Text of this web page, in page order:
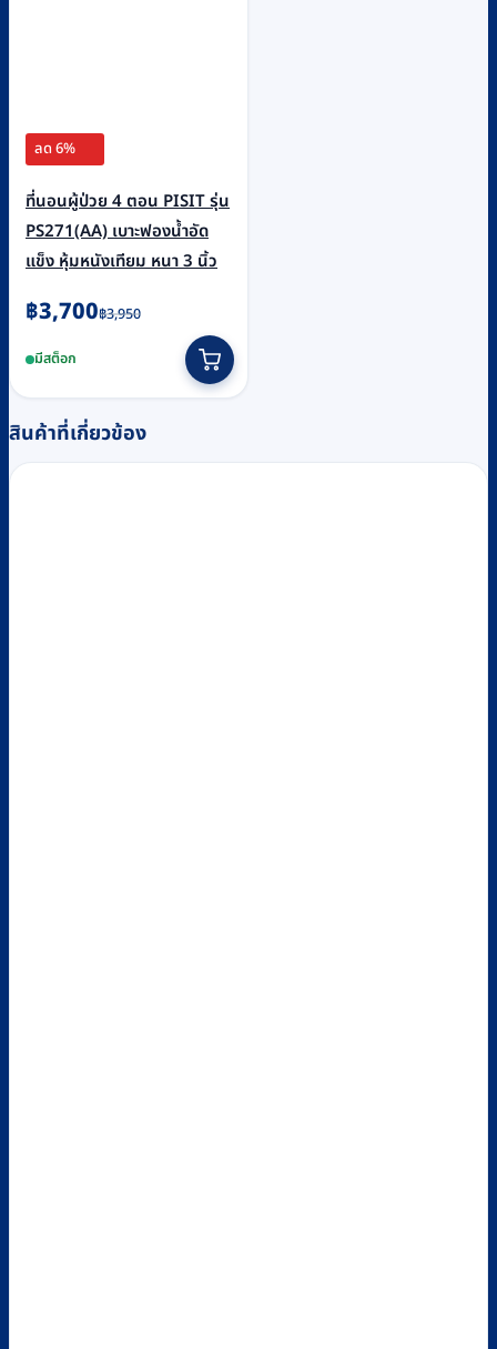
ลด 6%
ที่นอนผู้ป่วย 4 ตอน PISIT รุ่น
PS271(AA) เบาะฟองน้ำอัด
แข็ง หุ้มหนังเทียม หนา 3 นิ้ว
฿3,950
Original
was:
฿3,950.
฿3,700
Current
is:
฿3,700.
มีสต็อก
สินค้าที่เกี่ยวข้อง